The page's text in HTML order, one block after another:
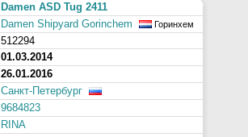
Damen ASD Tug 2411
Damen Shipyard Gorinchem
Горинхем
512294
01.03.2014
26.01.2016
Санкт-Петербург
9684823
RINA